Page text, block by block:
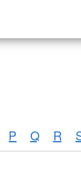
P Q R